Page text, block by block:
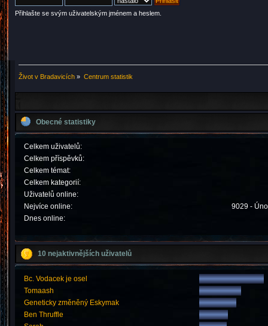
Přihlašte se svým uživatelským jménem a heslem.
Život v Bradavicích » Centrum statistik
Obecné statistiky
Celkem uživatelů:
Celkem příspěvků:
Celkem témat:
Celkem kategorií:
Uživatelů online:
Nejvíce online:
9029 -
Dnes online:
10 nejaktivnějších uživatelů
Bc. Vodacek je osel
Tomaash
Geneticky změněný Eskymak
Ben Thruffle